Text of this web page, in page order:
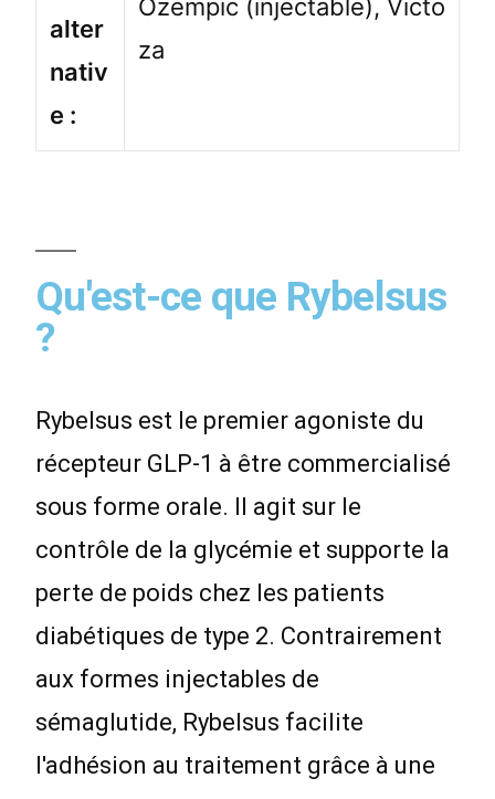
alter
nativ
e :
Ozempic (injectable), Victo
za
Qu'est-ce que Rybelsus
?
Rybelsus est le premier agoniste du
récepteur GLP-1 à être commercialisé
sous forme orale. Il agit sur le
contrôle de la glycémie et supporte la
perte de poids chez les patients
diabétiques de type 2. Contrairement
aux formes injectables de
sémaglutide, Rybelsus facilite
l'adhésion au traitement grâce à une